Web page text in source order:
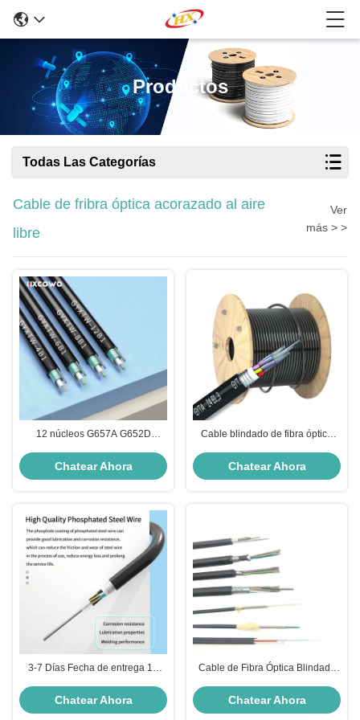
Productos
Todas Las Categorías
Cable de fribra óptica acorazado al aire
libre
Ver
más > >
12 núcleos G657A G652D
exteriores Cables de acero FTTH
Cables blindados de fibra óptica
Chatear Ahora
Cable blindado de fibra óptica
PVC LSZH LSOH PE chaqueta
HDPE
Chatear Ahora
3-7 Días Fecha de entrega 12
núcleo adecuado para entornos
adversos y comunicación a larga
Chatear Ahora
Cable de Fibra Óptica Blindado
Personalizada con Cinta de
Acero Blindada y Cuerda de
Chatear Ahora